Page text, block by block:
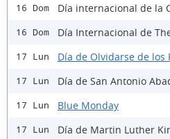
16 Dom Día internacional de la
16 Dom Día Internacional de
17 Lun Día de Olvidarse de los
17 Lun Día de San Antonio
17 Lun Blue Monday
17 Lun Día de Martin Luther